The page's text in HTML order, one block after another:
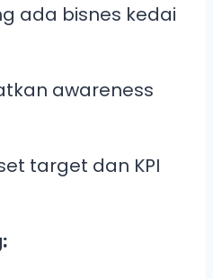
ada bisnes kedai
awareness
target dan KPI